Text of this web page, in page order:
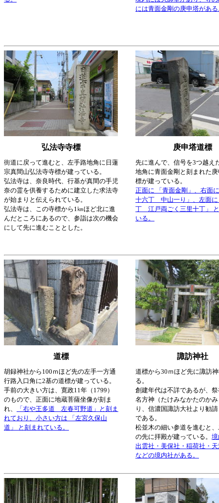
には青面金剛の庚申塔があ
弘法寺寺標 庚申塔道標
街道に戻って進むと、左手路地角に日蓮
宗真間山弘法寺寺標が建っている。
弘法寺は、奈良時代、行基が真間の手児
奈の霊を供養するために建立した求法寺
が始まりと伝えられている。
弘法寺は、この寺標から1㎞ほど北に進
んだところにあるので、参詣は次の機会
にして先に進むこととした。
先に進んで、信号を3つ越え
地角に青面金剛と刻まれた
標が建っている。
正面に 「青面金剛」、右面
十六丁 中山一り」、左面に
丁 江戸両ごく三里十丁」
いる。
道標 諏訪神社
胡録神社から100ｍほど先の左手一方通
行路入口角に2基の道標が建っている。
手前の大きい方は、寛政11年（1799）
のもので、正面に地蔵菩薩坐像が刻ま
れ、
「右や王多道 左春可野道」と刻ま
れており、小さい方は 「左宮久保山
道」 と刻まれている。
道標から30ｍほど先に諏訪
る。
創建年代は不詳であるが、
名方神（たけみなかたのか
り、信濃国諏訪大社より勧
である。
松並木の細い参道を進むと
の先に拝殿が建っている。
出雲社・美保社・稲荷社・
などの境内社がある。